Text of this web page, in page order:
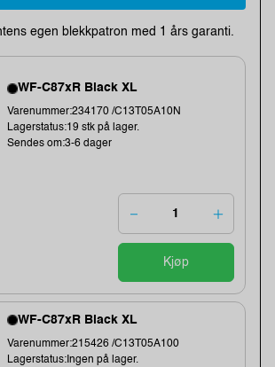
egen blekkpatron med 1 års garanti.
WF-C87xR Black XL
Varenummer:234170 /C13T05A10N
Lagerstatus:19 stk på lager.
Sendes om:3-6 dager
Kjøp
WF-C87xR Black XL
Varenummer:215426 /C13T05A100
Lagerstatus:Ingen på lager.